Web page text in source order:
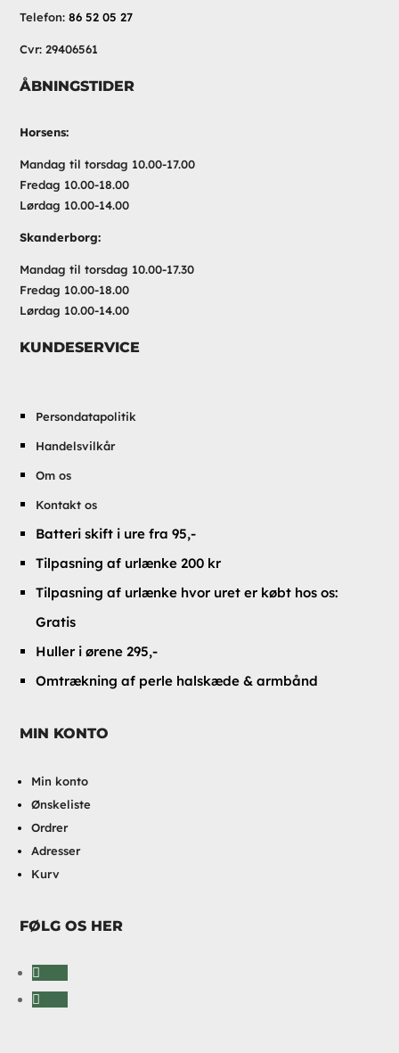
Telefon:86 52 05 27
Cvr: 29406561
ÅBNINGSTIDER
Horsens:
Mandag til torsdag 10.00-17.00
Fredag 10.00-18.00
Lørdag 10.00-14.00
Skanderborg:
Mandag til torsdag 10.00-17.30
Fredag 10.00-18.00
Lørdag 10.00-14.00
KUNDESERVICE
Persondatapolitik
Handelsvilkår
Om os
Kontakt os
Batteri skift i ure fra 95,-
Tilpasning af urlænke 200 kr
Tilpasning af urlænke hvor uret er købt hos os:
Gratis
Huller i ørene 295,-
Omtrækning af perle halskæde & armbånd
MIN KONTO
Min konto
Ønskeliste
Ordrer
Adresser
Kurv
FØLG OS HER